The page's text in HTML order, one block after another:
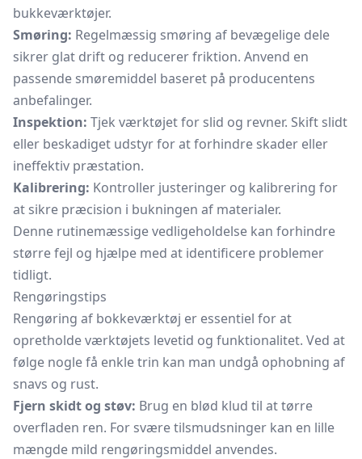
bukkeværktøjer.
Smøring: Regelmæssig smøring af bevægelige dele
sikrer glat drift og reducerer friktion. Anvend en
passende smøremiddel baseret på producentens
anbefalinger.
Inspektion: Tjek værktøjet for slid og revner. Skift slidt
eller beskadiget udstyr for at forhindre skader eller
ineffektiv præstation.
Kalibrering: Kontroller justeringer og kalibrering for
at sikre præcision i bukningen af materialer.
Denne rutinemæssige vedligeholdelse kan forhindre
større fejl og hjælpe med at identificere problemer
tidligt.
Rengøringstips
Rengøring af bokkeværktøj er essentiel for at
opretholde værktøjets levetid og funktionalitet. Ved at
følge nogle få enkle trin kan man undgå ophobning af
snavs og rust.
Fjern skidt og støv: Brug en blød klud til at tørre
overfladen ren. For svære tilsmudsninger kan en lille
mængde mild rengøringsmiddel anvendes.